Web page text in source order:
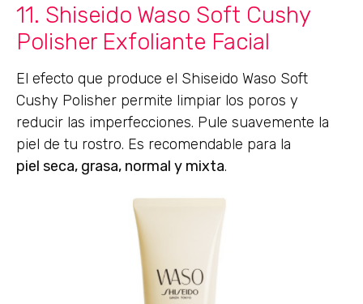
11. Shiseido Waso Soft Cushy
Polisher Exfoliante Facial
El efecto que produce el Shiseido Waso Soft
Cushy Polisher permite limpiar los poros y
reducir las imperfecciones. Pule suavemente la
piel de tu rostro. Es recomendable para la
piel seca, grasa, normal y mixta.